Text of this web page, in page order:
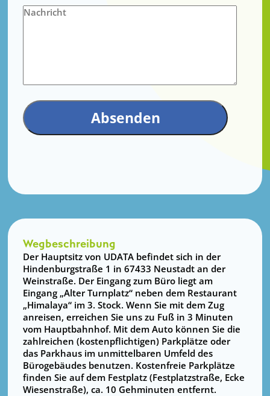
Wegbeschreibung
Der Hauptsitz von UDATA befindet sich in der
Hindenburgstraße 1 in 67433 Neustadt an der
Weinstraße. Der Eingang zum Büro liegt am
Eingang „Alter Turnplatz“ neben dem Restaurant
„Himalaya“ im 3. Stock. Wenn Sie mit dem Zug
anreisen, erreichen Sie uns zu Fuß in 3 Minuten
vom Hauptbahnhof. Mit dem Auto können Sie die
zahlreichen (kostenpflichtigen) Parkplätze oder
das Parkhaus im unmittelbaren Umfeld des
Bürogebäudes benutzen. Kostenfreie Parkplätze
finden Sie auf dem Festplatz (Festplatzstraße, Ecke
Wiesenstraße), ca. 10 Gehminuten entfernt.